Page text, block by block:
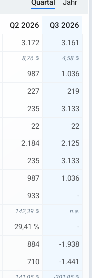
Quartal Jahr
Q2 2026
Q3 2026
3.172 3.161
8,76 % 4,58 %
987
1.036
227
219
235
3.133
22
22
2.184
2.125
235
3.133
987
1.036
933 -
142,39 % n.a.
29,41 %
-
884
-1.938
710 -1.441